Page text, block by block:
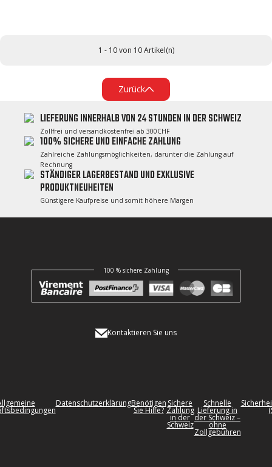
1 - 10 von 10 Artikel(n)
Zurück
LIEFERUNG INNERHALB VON 24 STUNDEN IN DER SCHWEIZ
Zollfrei und versandkostenfrei ab 300CHF
100% SICHERE UND EINFACHE ZAHLUNG
Zahlreiche Zahlungsmöglichkeiten, darunter die Zahlung auf
Rechnung
STÄNDIGER LAGERBESTAND UND EXKLUSIVE
PRODUKTNEUHEITEN
Günstigere Kaufpreise und somit höhere Margen
100 % sichere Zahlung
Kontaktieren Sie uns
DatenschutzerklärungBenötigen
Sie Hilfe?
Sichere
Zahlung
in der
Schweiz
Schnelle
Lieferung in
der Schweiz –
ohne
Zollgebühren